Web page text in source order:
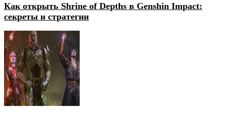
Как открыть Shrine of Depths в Genshin Impact:
секреты и стратегии